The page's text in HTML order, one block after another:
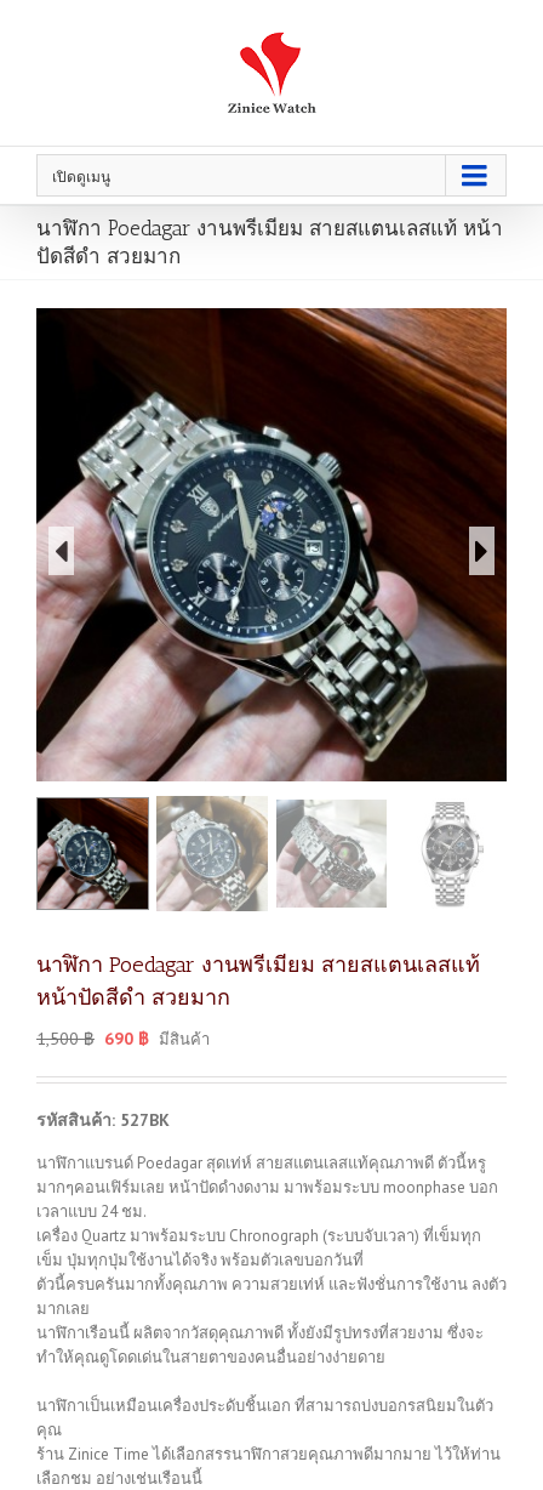
เปิดดูเมนู
นาฬิกา Poedagar งานพรีเมียม สายสแตนเลสแท้ หน้า
ปัดสีดำ สวยมาก
นาฬิกา Poedagar งานพรีเมียม สายสแตนเลสแท้
หน้าปัดสีดำ สวยมาก
1,500฿ 690 ฿ มีสินค้า
รหัสสินค้า: 527BK
นาฬิกาแบรนด์ Poedagar สุดเท่ห์ สายสแตนเลสแท้คุณภาพดี ตัวนี้หรู
มากๆคอนเฟิร์มเลย หน้าปัดดำงดงาม มาพร้อมระบบ moonphase บอก
เวลาแบบ 24 ชม.
เครื่อง Quartz มาพร้อมระบบ Chronograph (ระบบจับเวลา) ที่เข็มทุก
เข็ม ปุ่มทุกปุ่มใช้งานได้จริง พร้อมตัวเลขบอกวันที่
ตัวนี้ครบครันมากทั้งคุณภาพ ความสวยเท่ห์ และฟังชั่นการใช้งาน ลงตัว
มากเลย
นาฬิกาเรือนนี้ ผลิตจากวัสดุคุณภาพดี ทั้งยังมีรูปทรงที่สวยงาม ซึ่งจะ
ทำให้คุณดูโดดเด่นในสายตาของคนอื่นอย่างง่ายดาย
นาฬิกาเป็นเหมือนเครื่องประดับชิ้นเอก ที่สามารถบ่งบอกรสนิยมในตัว
คุณ
ร้าน Zinice Time ได้เลือกสรรนาฬิกาสวยคุณภาพดีมากมาย ไว้ให้ท่าน
เลือกชม อย่างเช่นเรือนนี้